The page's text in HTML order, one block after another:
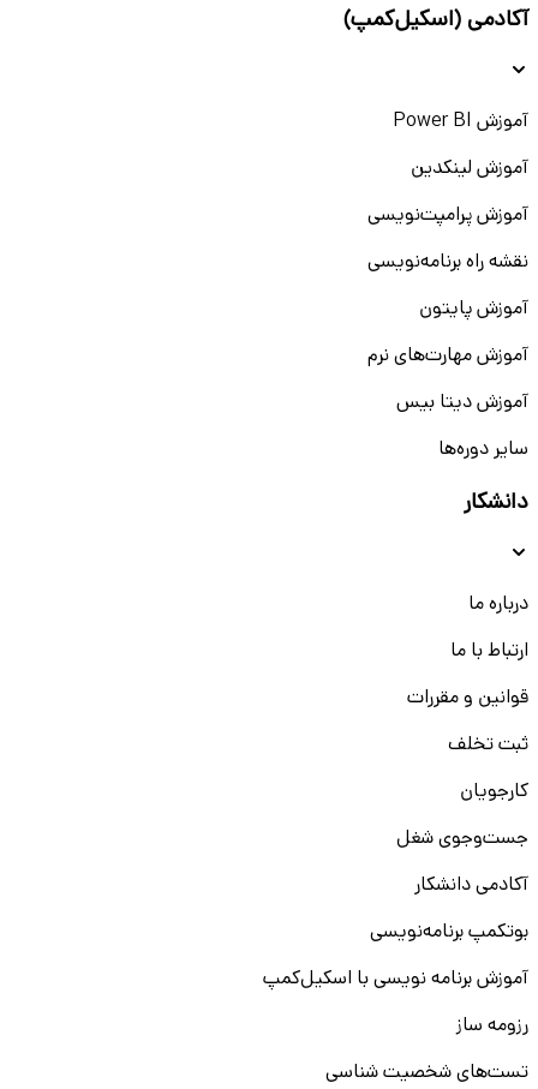
آکادمی (اسکیل‌کمپ)
آموزش Power BI
آموزش لینکدین
آموزش پرامپت‌نویسی
نقشه راه برنامه‌نویسی
آموزش پایتون
آموزش مهارت‌های نرم
آموزش دیتا بیس
سایر دوره‌ها
دانشکار
درباره ما
ارتباط با ما
قوانین و مقررات
ثبت تخلف
کارجویان
جست‌و‌جوی شغل
آکادمی دانشکار
بوتکمپ برنامه‌نویسی
آموزش برنامه نویسی با اسکیل‌کمپ
رزومه ساز
تست‌های شخصیت شناسی